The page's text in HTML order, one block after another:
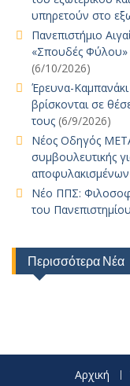
υπηρετούν στο
Πανεπιστήμιο
«Σπουδές Φύλου»
(6/10/2026)
Έρευνα-
βρίσκονται σε
τους (6/9/2026)
Νέος Οδηγός
συμβουλευτικής
αποφυλακισμένων
Νέο ΠΠΣ:
του
Περισσότερα Νέα
Αρχική